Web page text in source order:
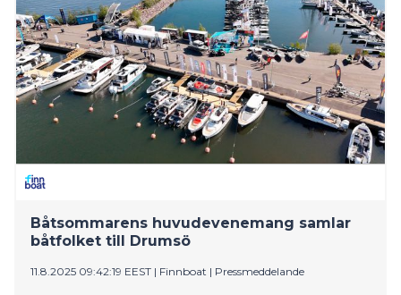
Båtsommarens huvudevenemang samlar
båtfolket till Drumsö
11.8.2025 09:42:19 EEST | Finnboat | Pressmeddelande